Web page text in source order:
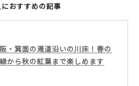
おすすめの記事
・箕面の滝道沿いの川床！春の
から秋の紅葉まで楽しめます